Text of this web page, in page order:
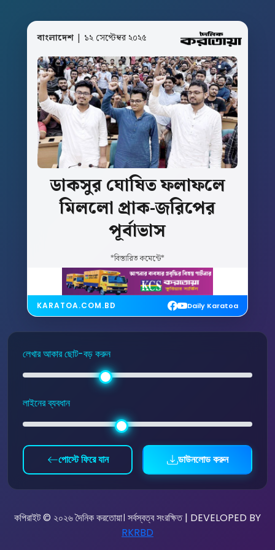
বাংলাদেশ | ১২ সেপ্টেম্বর ২০২৫
ডাকসুরঘোষিতফলাফলে
মিললো প্রাক-জরিপের
পূর্বাভাস
*বিস্তারিত কমেন্টে*
KARATOA.COM.BD Daily Karatoa
লেখার আকার ছোট-বড় করুন
লাইনের ব্যবধান
পোস্টে ফিরে যান ডাউনলোড করুন
কপিরাইট © ২০২৬ দৈনিক করতোয়া। সর্বস্বত্ব সংরক্ষিত | DEVELOPED BY
RKRBD